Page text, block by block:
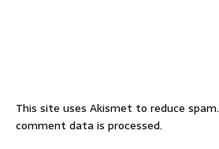
This site uses Akismet to reduce spam.
comment data is processed.